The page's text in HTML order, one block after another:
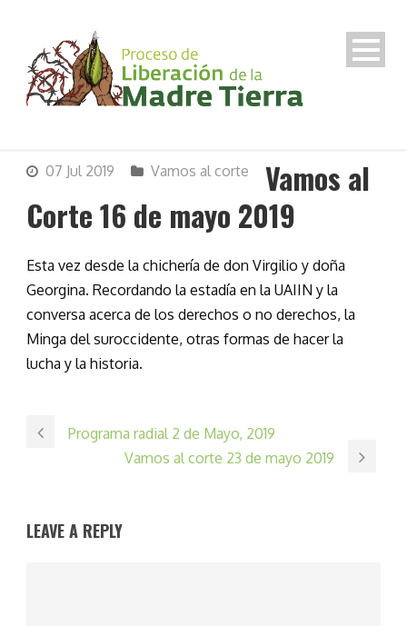
07 Jul 2019 Vamos al corte
Vamos al
Corte 16 de mayo 2019
Esta vez desde la chichería de don Virgilio y doña
Georgina. Recordando la estadía en la UAIIN y la
conversa acerca de los derechos o no derechos, la
Minga del suroccidente, otras formas de hacer la
lucha y la historia.
Programa radial 2 de Mayo, 2019
Vamos al corte 23 de mayo 2019
LEAVE A REPLY